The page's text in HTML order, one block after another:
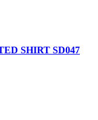
SHIRT SD047